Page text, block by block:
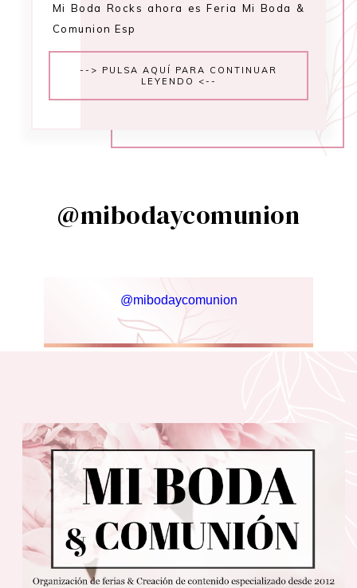
Mi Boda Rocks ahora es Feria Mi Boda &
Comunion Esp
--> PULSA AQUÍ PARA CONTINUAR
LEYENDO <--
@mibodaycomunion
@mibodaycomunion